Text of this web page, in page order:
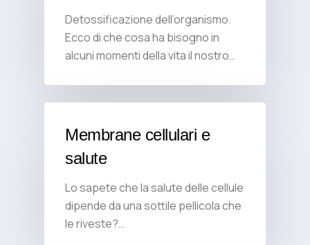
Detossificazione dell’organismo.
Ecco di che cosa ha bisogno in
alcuni momenti della vita il nostro…
Membrane cellulari e
salute
Lo sapete che la salute delle cellule
dipende da una sottile pellicola che
le riveste?…